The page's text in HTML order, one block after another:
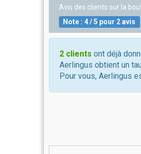
Avis des clients sur la
Note : 4/5 pour 2avis
2 clients ont déjà
Aerlingus obtient un
Pour vous, Aerlingus